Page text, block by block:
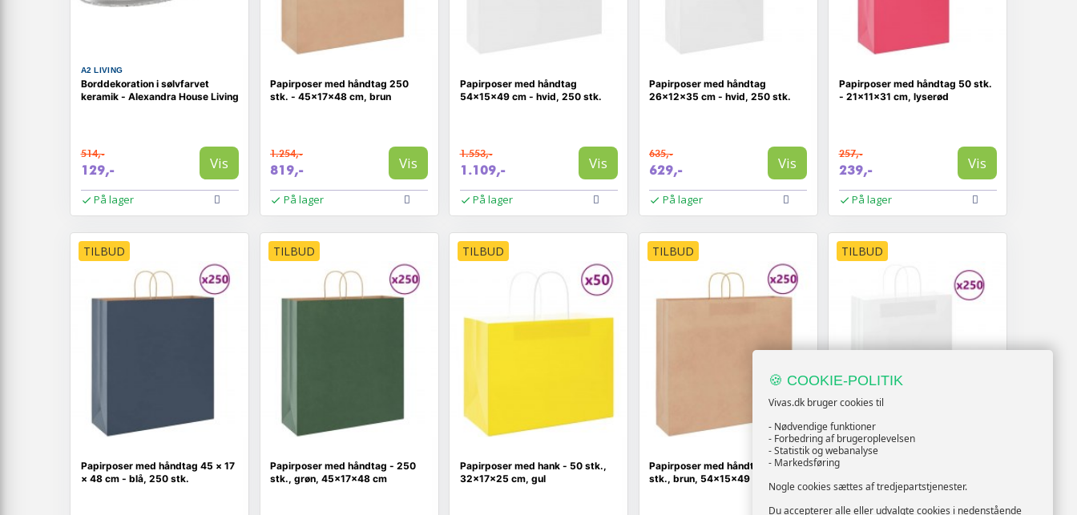
A2 LIVING
Borddekoration i sølvfarvet
keramik - Alexandra House Living
514,-
129,- Vis
På lager
Papirposer med håndtag 250
stk. - 45×17×48 cm, brun
1.254,-
819,- Vis
På lager
Papirposer med håndtag
54×15×49 cm - hvid, 250 stk.
1.553,-
1.109,- Vis
På lager
Papirposer med håndtag
26×12×35 cm - hvid, 250 stk.
635,-
629,- Vis
På lager
Papirposer med håndtag 50 stk.
- 21×11×31 cm, lyserød
257,-
239,- Vis
På lager
TILBUD
Papirposer med håndtag 45 × 17
× 48 cm - blå, 250 stk.
TILBUD
Papirposer med håndtag - 250
stk., grøn, 45×17×48 cm
TILBUD
Papirposer med hank - 50 stk.,
32×17×25 cm, gul
TILBUD
Papirposer med håndtag - 250
stk., brun, 54×15×49 cm
TILBUD
Papirposer med håndtag
🍪 COOKIE-POLITIK
Vivas.dk bruger cookies til
- Nødvendige funktioner
- Forbedring af brugeroplevelsen
- Statistik og webanalyse
- Markedsføring
Nogle cookies sættes af tredjepartstjenester.
Du accepterer alle eller udvalgte cookies i nedenstående